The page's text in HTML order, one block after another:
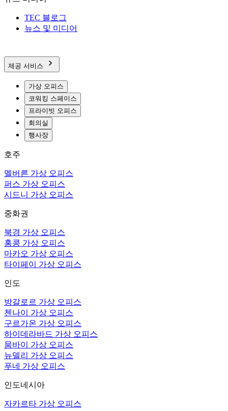
TEC 블로그
뉴스 및 미디어
제공 서비스
가상 오피스
코워킹 스페이스
프라이빗 오피스
회의실
행사장
호주
멜버른 가상 오피스
퍼스 가상 오피스
시드니 가상 오피스
중화권
북경 가상 오피스
홍콩 가상 오피스
마카오 가상 오피스
타이페이 가상 오피스
인도
방갈로르 가상 오피스
첸나이 가상 오피스
구르가온 가상 오피스
하이데라바드 가상 오피스
뭄바이 가상 오피스
뉴델리 가상 오피스
푸네 가상 오피스
인도네시아
자카르타 가상 오피스